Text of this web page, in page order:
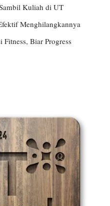
Kuliah di UT
Menghilangkannya
Biar Progress